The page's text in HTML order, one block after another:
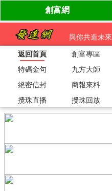
與你共造未來
返回首頁
創富專區
特碼金句
九方大師
絕密信封
商報來料
攪珠直播
攪珠回放